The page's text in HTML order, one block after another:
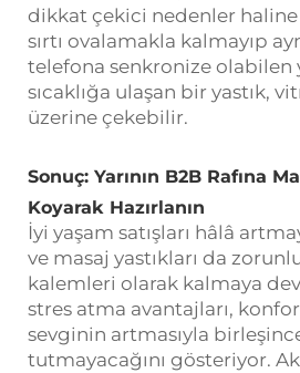
dikkat çekici nedenler
sırtı ovalamakla kalmayıp
telefona senkronize olabilen
sıcaklığa ulaşan bir yastık,
üzerine çekebilir.
Sonuç: Yarının B2B Rafına
Koyarak Hazırlanın
İyi yaşam satışları hâlâ
ve masaj yastıkları da
kalemleri olarak kalmaya
stres atma avantajları,
sevginin artmasıyla
tutmayacağını gösteriyor.